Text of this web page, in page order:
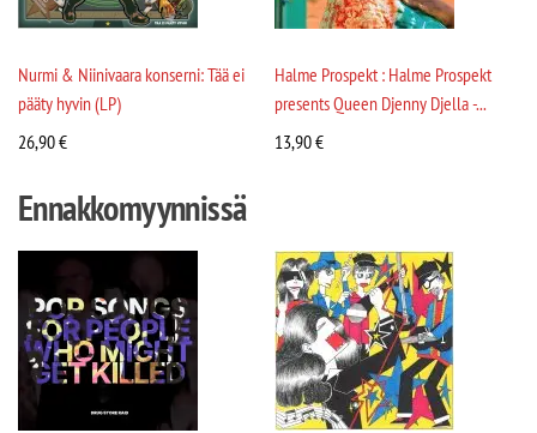
Nurmi & Niinivaara konserni: Tää ei
pääty hyvin (LP)
26,90€
Halme Prospekt : Halme Prospekt
presents Queen Djenny Djella -...
13,90€
Ennakkomyynnissä